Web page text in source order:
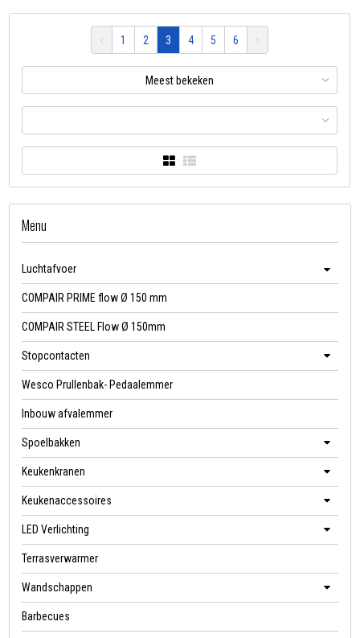
1 2 3 4 5 6
Meest bekeken
Menu
Luchtafvoer
COMPAIR PRIME flow Ø 150 mm
COMPAIR STEEL Flow Ø 150mm
Stopcontacten
Wesco Prullenbak- Pedaalemmer
Inbouw afvalemmer
Spoelbakken
Keukenkranen
Keukenaccessoires
LED Verlichting
Terrasverwarmer
Wandschappen
Barbecues